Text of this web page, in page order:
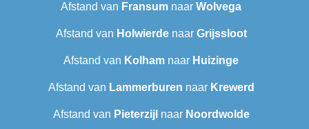
Afstand van Fransum naar Wolvega
Afstand van Holwierdenaar Grijssloot
Afstand van Kolham naar Huizinge
Afstand van Lammerburen naar Krewerd
Afstand van Pieterzijl naar Noordwolde